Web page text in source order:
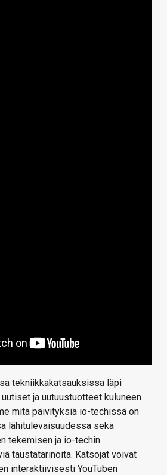
tekniikkakatsauksissa läpi
ja uutuustuotteet kuluneen
mitä päivityksiä io-techissä on
lähitulevaisuudessa sekä
tekemisen ja io-techin
taustatarinoita. Katsojat voivat
interaktiivisesti YouTuben